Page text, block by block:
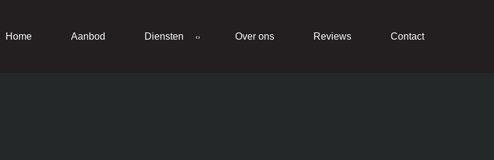
Home Aanbod Diensten Over ons Reviews Contact